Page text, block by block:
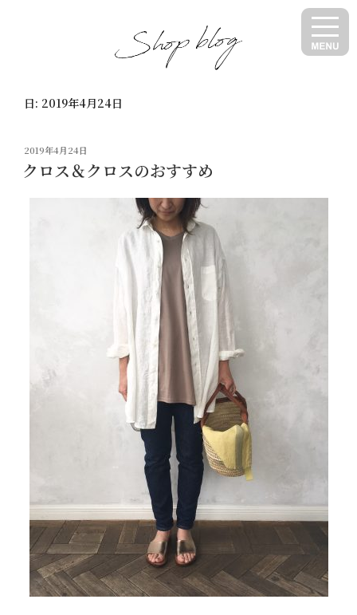
日: 2019年4月24日
投
稿
日:
2019年4月24日
クロス＆クロスのおすすめ